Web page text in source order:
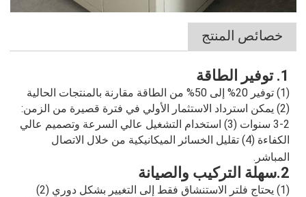
خصائص المنتج
1. توفير الطاقة
(1) توفير 20% إلى 50% من الطاقة مقارنة بالمنتجات الحالية
(2) يمكن استرداد الاستثمار الأولي في فترة قصيرة من الزمن:
2-3 سنوات (3) استخدام التشغيل عالي السرعة وتصميم عالي
الكفاءة (4) تقليل الخسائر الميكانيكية من خلال الاتصال
المباشر.
2.سهلة التركيب والصيانة
(1) يحتاج فلتر الاستنشاق فقط إلى التغيير بشكل دوري (2)